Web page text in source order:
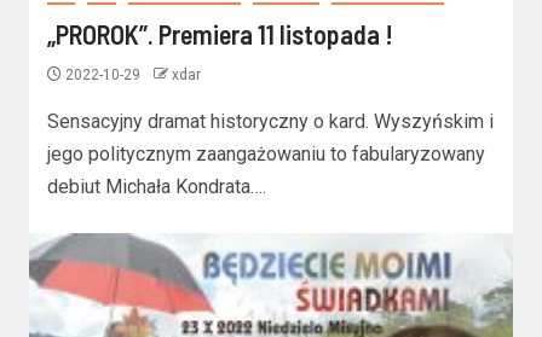
„PROROK”. Premiera 11 listopada !
2022-10-29 xdar
Sensacyjny dramat historyczny o kard. Wyszyńskim i
jego politycznym zaangażowaniu to fabularyzowany
debiut Michała Kondrata….